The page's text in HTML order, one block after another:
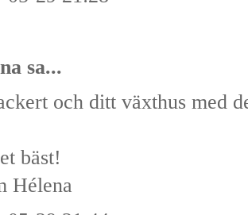
sa...
och ditt växthus med
bäst!
Hélena